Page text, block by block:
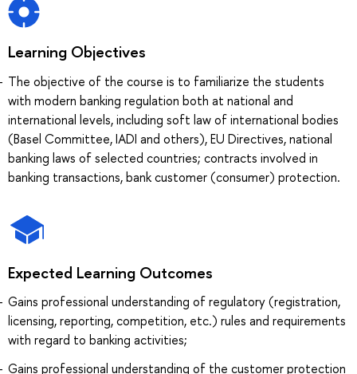
Learning Objectives
The objective of the course is to familiarize the students
with modern banking regulation both at national and
international levels, including soft law of international bodies
(Basel Committee, IADI and others), EU Directives, national
banking laws of selected countries; contracts involved in
banking transactions, bank customer (consumer) protection.
Expected Learning Outcomes
Gains professional understanding of regulatory (registration,
licensing, reporting, competition, etc.) rules and requirements
with regard to banking activities;
Gains professional understanding of the customer protection